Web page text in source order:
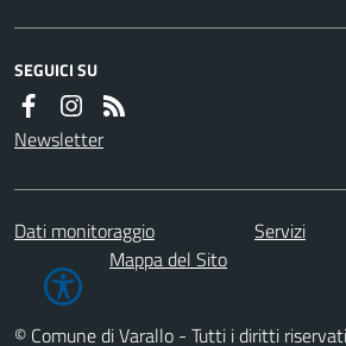
SEGUICI SU
Newsletter
Dati monitoraggio Servizi
Mappa del Sito
© Comune di Varallo - Tutti i diritti riservati